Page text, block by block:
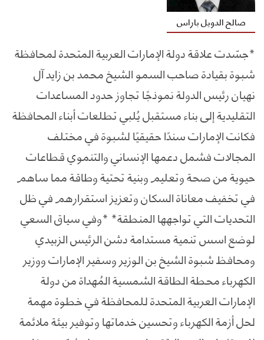
صالح الدويل باراس
*جسّدت علاقة دولة الإمارات العربية المتحدة لمحافظة
شبوة بقيادة صاحب السمو الشيخ محمد بن زايد آل
نهيان رئيس الدولة نموذجًا تجاوز حدود المساعدات
التقليدية إلى بناء مستقبل يُلبي تطلعات أبناء المحافظة
فكانت الإمارات سندًا حقيقيًا لشبوة في مختلف
المجالات فشمل دعمها الإنساني والتنموي قطاعات
حيوية من صحة وتعليم وبنية تحتية وطاقة مما ساهم
في تخفيف معاناة السكان وتعزيز استقرارهم في ظل
التحديات التي تواجهها المنطقة* *وفي سياق السعي
لوضع اسس تنمية مستدامة دشن الرئيس الزبيدي
ومحافظ شبوة الشيخ بن الوزير وسفير الإمارات ووزير
الكهرباء محطة الطاقة الشمسية المُهداة من دولة
الإمارات العربية المتحدة للمحافظة في خطوة مهمة
لحل أزمة الكهرباء وتحسين خدماتها وتوفير بيئة ملائمة